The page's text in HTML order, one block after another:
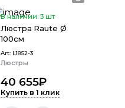
В наличии: 3шт
Люстра Raute Ø
100см
Art: L1852-3
Люстры
40 655₽
Купить в 1 клик